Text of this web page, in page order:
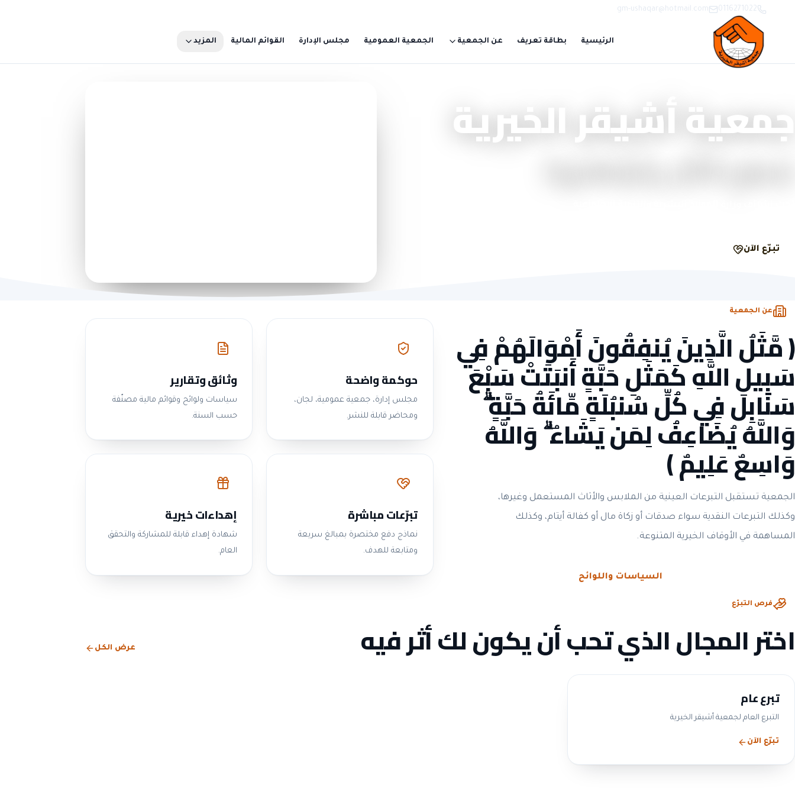
0116271022
gm-ushaqar@hotmail.com
الرئيسية بطاقة تعريف عن الجمعية الجمعية العمومية مجلس الإدارة القوائم المالية المزيد
جمعية أشيقر الخيرية
تبرّع الآن
عن الجمعية
﴿ مَّثَلُ الَّذِينَ يُنفِقُونَ أَمْوَالَهُمْ فِي
سَبِيلِ اللَّهِ كَمَثَلِ حَبَّةٍ أَنبَتَتْ سَبْعَ
سَنَابِلَ فِي كُلِّ سُنبُلَةٍ مِّائَةُ حَبَّةٍ ۗ
وَاللَّهُ يُضَاعِفُ لِمَن يَشَاءُ ۗ وَاللَّهُ
وَاسِعٌ عَلِيمٌ ﴾
الجمعية تستقبل التبرعات العينية من الملابس والأثاث المستعمل وغيرها،
وكذلك التبرعات النقدية سواء صدقات أو زكاة مال أو كفالة أيتام، وكذلك
المساهمة في الأوقاف الخيرية المتنوعة.
السياسات واللوائح
حوكمة واضحة
مجلس إدارة، جمعية عمومية، لجان،
ومحاضر قابلة للنشر.
وثائق وتقارير
سياسات ولوائح وقوائم مالية مصنّفة
حسب السنة.
تبرّعات مباشرة
نماذج دفع مختصرة بمبالغ سريعة
ومتابعة للهدف.
إهداءات خيرية
شهادة إهداء قابلة للمشاركة والتحقق
العام.
فرص التبرّع
اختر المجال الذي تحب أن يكون لك أثر فيه عرض الكل
تبرع عام
التبرع العام لجمعية أشيقر الخيرية
تبرّع الآن